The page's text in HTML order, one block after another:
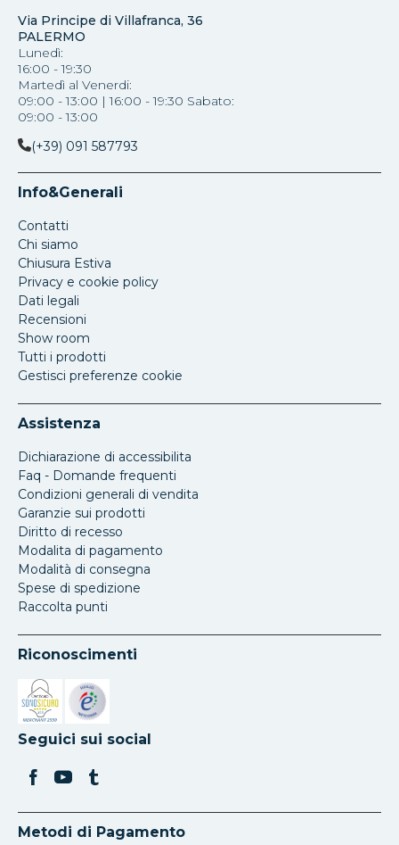
Via Principe di Villafranca, 36
PALERMO
Lunedì:
16:00 - 19:30
Martedì al Venerdi:
09:00 - 13:00 | 16:00 - 19:30 Sabato:
09:00 - 13:00
(+39) 091 587793
Info&Generali
Contatti
Chi siamo
Chiusura Estiva
Privacy e cookie policy
Dati legali
Recensioni
Show room
Tutti i prodotti
Gestisci preferenze cookie
Assistenza
Dichiarazione di accessibilita
Faq - Domande frequenti
Condizioni generali di vendita
Garanzie sui prodotti
Diritto di recesso
Modalita di pagamento
Modalità di consegna
Spese di spedizione
Raccolta punti
Riconoscimenti
Si apre in una nuova scheda
Si apre in una nuova scheda
Seguici sui social
Metodi di Pagamento